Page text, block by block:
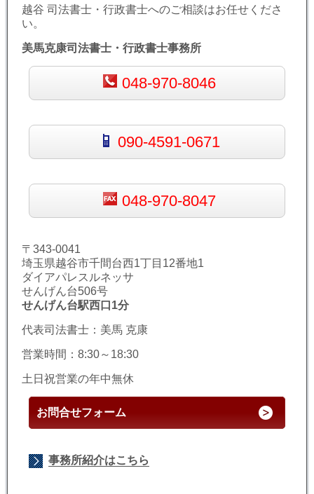
越谷 司法書士・行政書士へのご相談はお任せくださ
い。
美馬克康司法書士・行政書士事務所
048-970-8046
090-4591-0671
048-970-8047
〒343-0041
埼玉県越谷市千間台西1丁目12番地1
ダイアパレスルネッサ
せんげん台506号
せんげん台駅西口1分
代表司法書士：美馬 克康
営業時間：8:30～18:30
土日祝営業の年中無休
お問合せフォーム
事務所紹介はこちら